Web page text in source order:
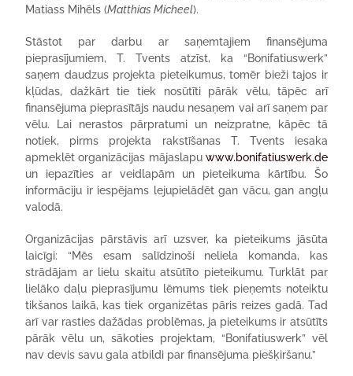
Matiass Mihēls (Matthias Micheel).
Stāstot par darbu ar saņemtajiem finansējuma
pieprasījumiem, T. Tvents atzīst, ka “Bonifatiuswerk”
saņem daudzus projekta pieteikumus, tomēr bieži tajos ir
kļūdas, dažkārt tie tiek nosūtīti pārāk vēlu, tāpēc arī
finansējuma pieprasītājs naudu nesaņem vai arī saņem par
vēlu. Lai nerastos pārpratumi un neizpratne, kāpēc tā
notiek, pirms projekta rakstīšanas T. Tvents iesaka
apmeklēt organizācijas mājaslapu www.bonifatiuswerk.de
un iepazīties ar veidlapām un pieteikuma kārtību. Šo
informāciju ir iespējams lejupielādēt gan vācu, gan angļu
valodā.
Organizācijas pārstāvis arī uzsver, ka pieteikums jāsūta
laicīgi: “Mēs esam salīdzinoši neliela komanda, kas
strādājam ar lielu skaitu atsūtīto pieteikumu. Turklāt par
lielāko daļu pieprasījumu lēmums tiek pieņemts noteiktu
tikšanos laikā, kas tiek organizētas pāris reizes gadā. Tad
arī var rasties dažādas problēmas, ja pieteikums ir atsūtīts
pārāk vēlu un, sākoties projektam, “Bonifatiuswerk” vēl
nav devis savu gala atbildi par finansējuma piešķiršanu.”